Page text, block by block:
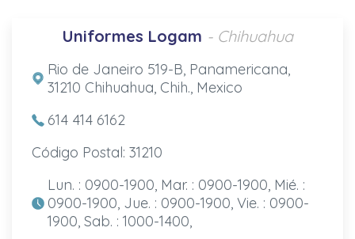
Uniformes Logam - Chihuahua
Rio de Janeiro 519-B, Panamericana,
31210 Chihuahua, Chih., Mexico
614 414 6162
Código Postal: 31210
Lun. : 0900-1900, Mar. : 0900-1900, Mié. :
0900-1900, Jue. : 0900-1900, Vie. : 0900-
1900, Sab. : 1000-1400,